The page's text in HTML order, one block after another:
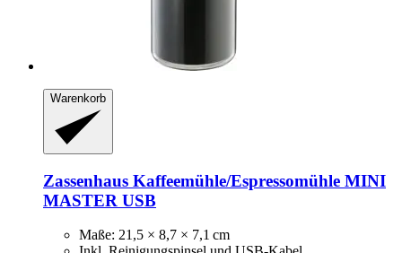
Warenkorb
Zassenhaus Kaffeemühle/Espressomühle MINI
MASTER USB
Maße: 21,5 × 8,7 × 7,1 cm